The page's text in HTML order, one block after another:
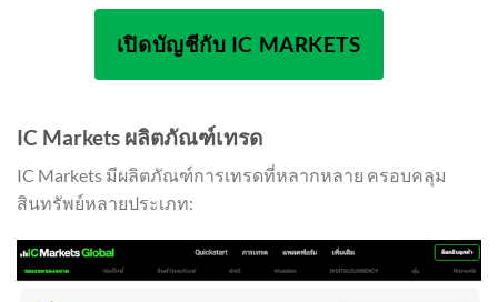
เปิดบัญชีกับ IC MARKETS
IC Markets ผลิตภัณฑ์เทรด
IC Markets มีผลิตภัณฑ์การเทรดที่หลากหลาย ครอบคลุม
สินทรัพย์หลายประเภท: